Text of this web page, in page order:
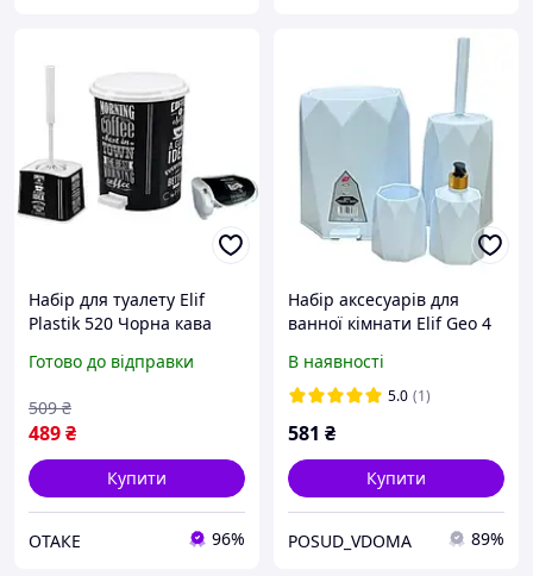
Набір для туалету Elif
Plastik 520 Чорна кава
Готово до відправки
489₴
509 ₴
Купити
ОТАКЕ 96%
Набір аксесуарів для
ванної кімнати Elif Geo 4
В наявності
5.0 (1)
581 ₴
Купити
POSUD_VDOMA 89%